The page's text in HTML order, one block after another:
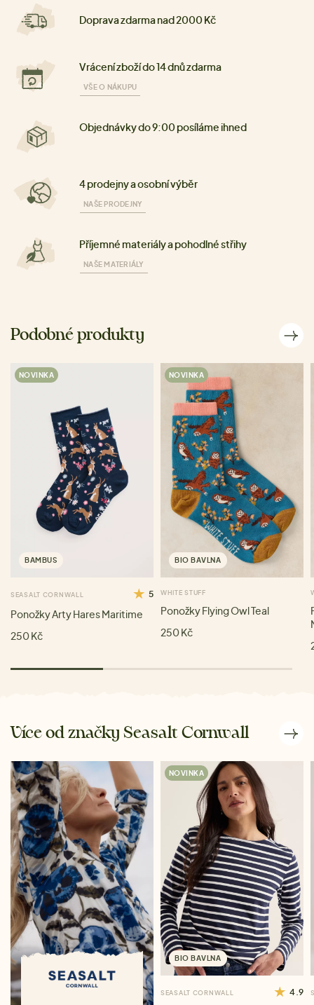
Doprava zdarma nad 2000 Kč
Vrácení zboží do 14 dnů zdarma
VŠE O NÁKUPU
Objednávky do 9:00 posíláme ihned
4 prodejny a osobní výběr
NAŠE PRODEJNY
Příjemné materiály a pohodlné střihy
NAŠE MATERIÁLY
Podobné produkty
NOVINKA
BAMBUS
SEASALT CORNWALL 5
Ponožky Arty Hares Maritime
250 Kč
NOVINKA
BIO BAVLNA
WHITE STUFF
Ponožky Flying Owl Teal
250 Kč
Více od značky Seasalt Cornwall
NOVINKA
BIO BAVLNA
SEASALT CORNWALL 4.9